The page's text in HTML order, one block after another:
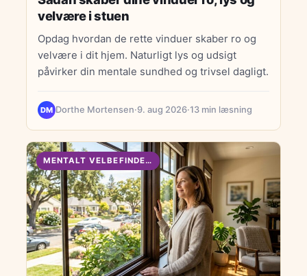
velvære i stuen
Opdag hvordan de rette vinduer skaber ro og
velvære i dit hjem. Naturligt lys og udsigt
påvirker din mentale sundhed og trivsel dagligt.
DM Dorthe Mortensen·9. aug 2026·13 min læsning
MENTALT VELBEFINDENDE